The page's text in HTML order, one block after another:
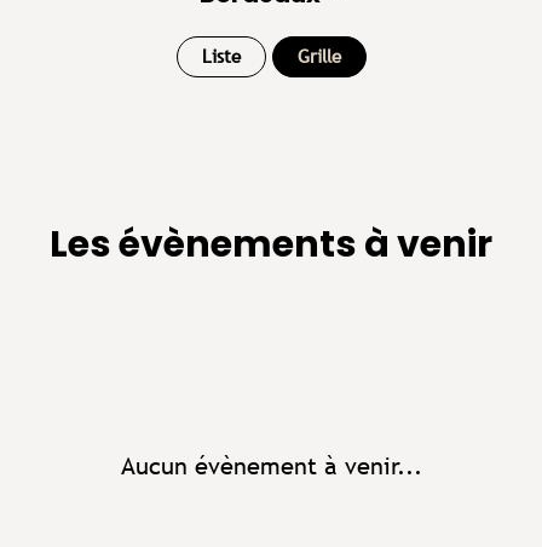
Liste Grille
Les évènements à venir
Aucun évènement à venir...